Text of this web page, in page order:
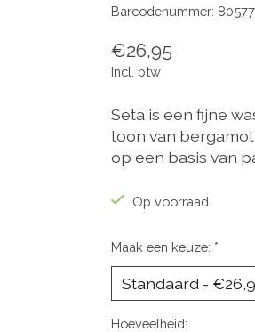
Barcodenummer:
€26,95
Incl. btw
Seta is een fijne
toon van
op een basis van
Op voorraad
Maak een keuze: *
Hoeveelheid: